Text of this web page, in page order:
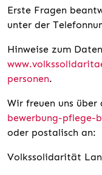
Erste Fragen
unter der
Hinweise zum
personen.
Wir freuen uns über
bewerbung-pflege-
oder postalisch an:
Volkssolidarität